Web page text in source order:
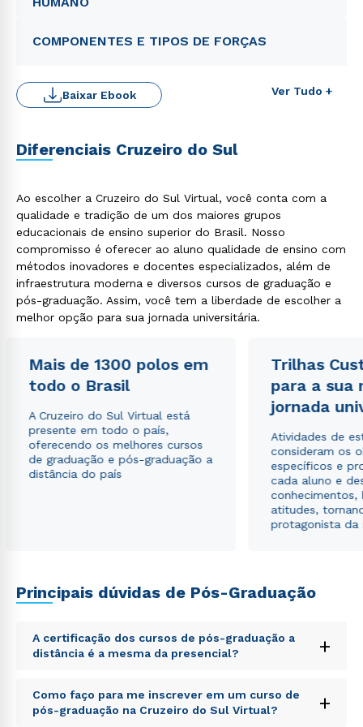
COMPONENTES E TIPOS DE FORÇAS
Ver Tudo +
Baixar Ebook
Diferenciais Cruzeiro do Sul
Ao escolher a Cruzeiro do Sul Virtual, você conta com a
qualidade e tradição de um dos maiores grupos
educacionais de ensino superior do Brasil. Nosso
compromisso é oferecer ao aluno qualidade de ensino com
métodos inovadores e docentes especializados, além de
infraestrutura moderna e diversos cursos de graduação e
pós-graduação. Assim, você tem a liberdade de escolher a
melhor opção para sua jornada universitária.
Mais de 1300 polos em
todo o Brasil
A Cruzeiro do Sul Virtual está
presente em todo o país,
oferecendo os melhores cursos
de graduação e pós-graduação a
distância do país
Trilhas
para a sua
jornada
Atividades de
consideram os
específicos e
cada aluno e
conhecimentos,
atitudes,
protagonista da
Principais dúvidas de Pós-Graduação
A certificação dos cursos de pós-graduação a
distância é a mesma da presencial?
+
Sed ut perspiciatis unde omnis iste natus error sit
voluptatem accusantium doloremque laudantium,
totam rem aperiam, eaque ipsa quae ab illo inventore
Como faço para me inscrever em um curso de
pós-graduação na Cruzeiro do Sul Virtual?
+
WhatsApp
ou
autorizo que meus dados sejam utilizados para o
envio de conteúdos da Cruzeiro do Sul.